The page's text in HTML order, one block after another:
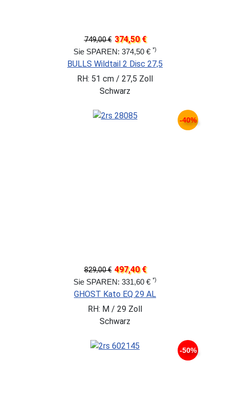
749,00 € 374,50 €
Sie SPAREN: 374,50 € *)
BULLS Wildtail 2 Disc 27,5
RH: 51 cm / 27,5 Zoll
Schwarz
-40%
829,00 € 497,40 €
Sie SPAREN: 331,60 € *)
GHOST Kato EQ 29 AL
RH: M / 29 Zoll
Schwarz
-50%